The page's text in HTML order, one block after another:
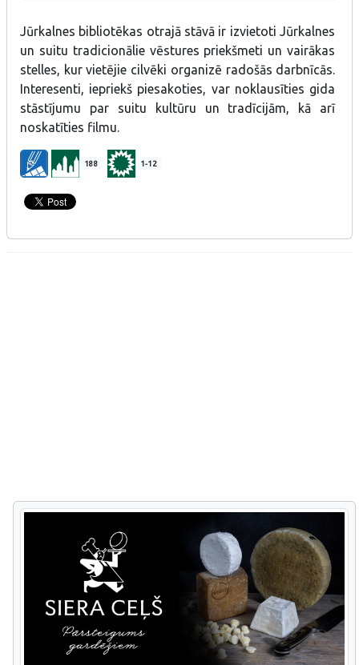
Jūrkalnes bibliotēkas otrajā stāvā ir izvietoti Jūrkalnes
un suitu tradicionālie vēstures priekšmeti un vairākas
stelles, kur vietējie cilvēki organizē radošās darbnīcās.
Interesenti, iepriekš piesakoties, var noklausīties gida
stāstījumu par suitu kultūru un tradīcijām, kā arī
noskatīties filmu.
188 1-12